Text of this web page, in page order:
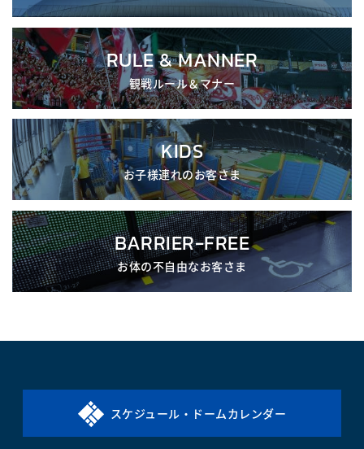
RULE & MANNER
観戦ルール＆マナー
KIDS
お子様連れのお客さま
BARRIER-FREE
お体の不自由なお客さま
スケジュール・ドームカレンダー